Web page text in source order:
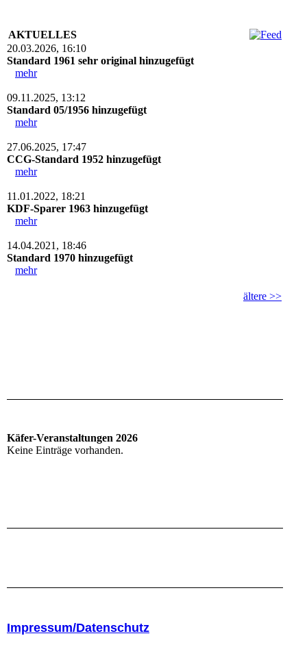
AKTUELLES
20.03.2026, 16:10
Standard 1961 sehr original hinzugefügt
mehr
09.11.2025, 13:12
Standard 05/1956 hinzugefügt
mehr
27.06.2025, 17:47
CCG-Standard 1952 hinzugefügt
mehr
11.01.2022, 18:21
KDF-Sparer 1963 hinzugefügt
mehr
14.04.2021, 18:46
Standard 1970 hinzugefügt
mehr
ältere >>
Käfer-Veranstaltungen 2026
Keine Einträge vorhanden.
Impressum/Datenschutz